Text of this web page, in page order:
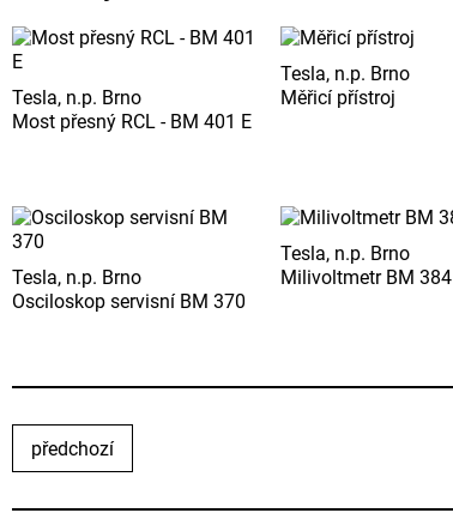
Tesla, n.p. Brno
Most přesný RCL - BM 401 E
Tesla, n.p. Brno
Měřicí přístroj
Tesla, n.p. Brno
Osciloskop servisní BM 370
Tesla, n.p. Brno
Milivoltmetr BM 384
předchozí